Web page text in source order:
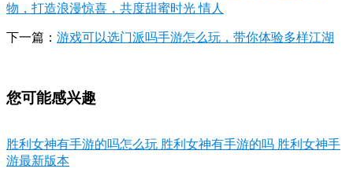
物，打造浪漫惊喜，共度甜蜜时光 情人
下一篇： 游戏可以选门派吗手游怎么玩，带你体验多样江湖
您可能感兴趣
胜利女神有手游的吗怎么玩 胜利女神有手游的吗 胜利女神手
游最新版本